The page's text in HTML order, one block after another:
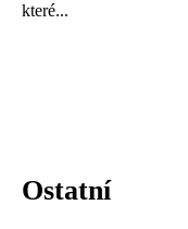
které...
Ostatní